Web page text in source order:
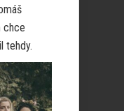
chce
tehdy.